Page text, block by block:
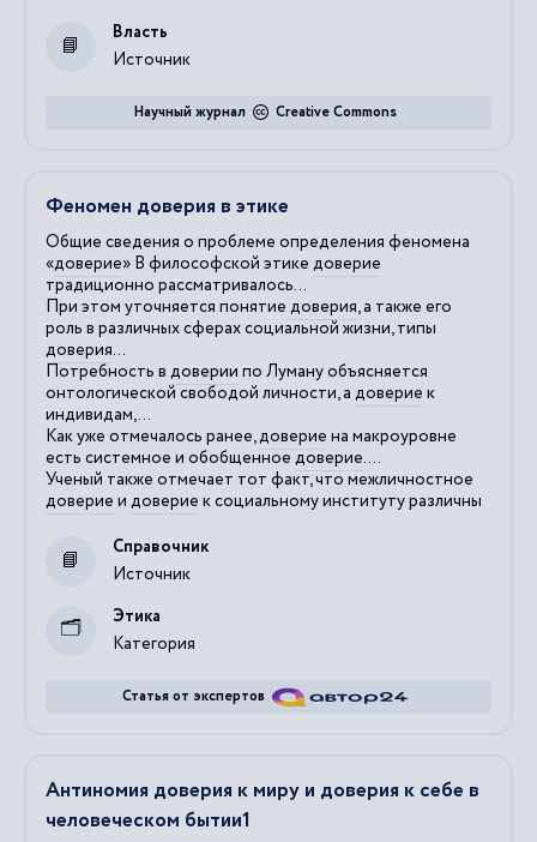
Источник
Власть
Creative Commons
Научный журнал
Феномен доверия в этике
Общие сведения о проблеме определения феномена
«доверие» В философской этике доверие
традиционно рассматривалось...
При этом уточняется понятие доверия, а также его
роль в различных сферах социальной жизни, типы
доверия...
Потребность в доверии по Луману объясняется
онтологической свободой личности, а доверие к
индивидам,...
Как уже отмечалось ранее,доверие на макроуровне
есть системное и обобщенноедоверие....
Ученый также отмечает тот факт, что межличностное
доверие и доверие к социальному институту различны
Источник
Справочник
Категория
Этика
Статья от экспертов
Антиномия доверия к миру и доверия к себе в
человеческом бытии1